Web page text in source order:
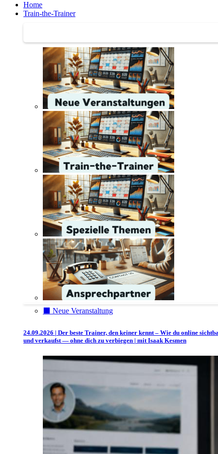
Home
Train-the-Trainer
⬛️ Neue Veranstaltung
24.09.2026 | Der beste Trainer, den keiner kennt – Wie du online
und verkaufst — ohne dich zu verbiegen | mit Isaak Kesmen